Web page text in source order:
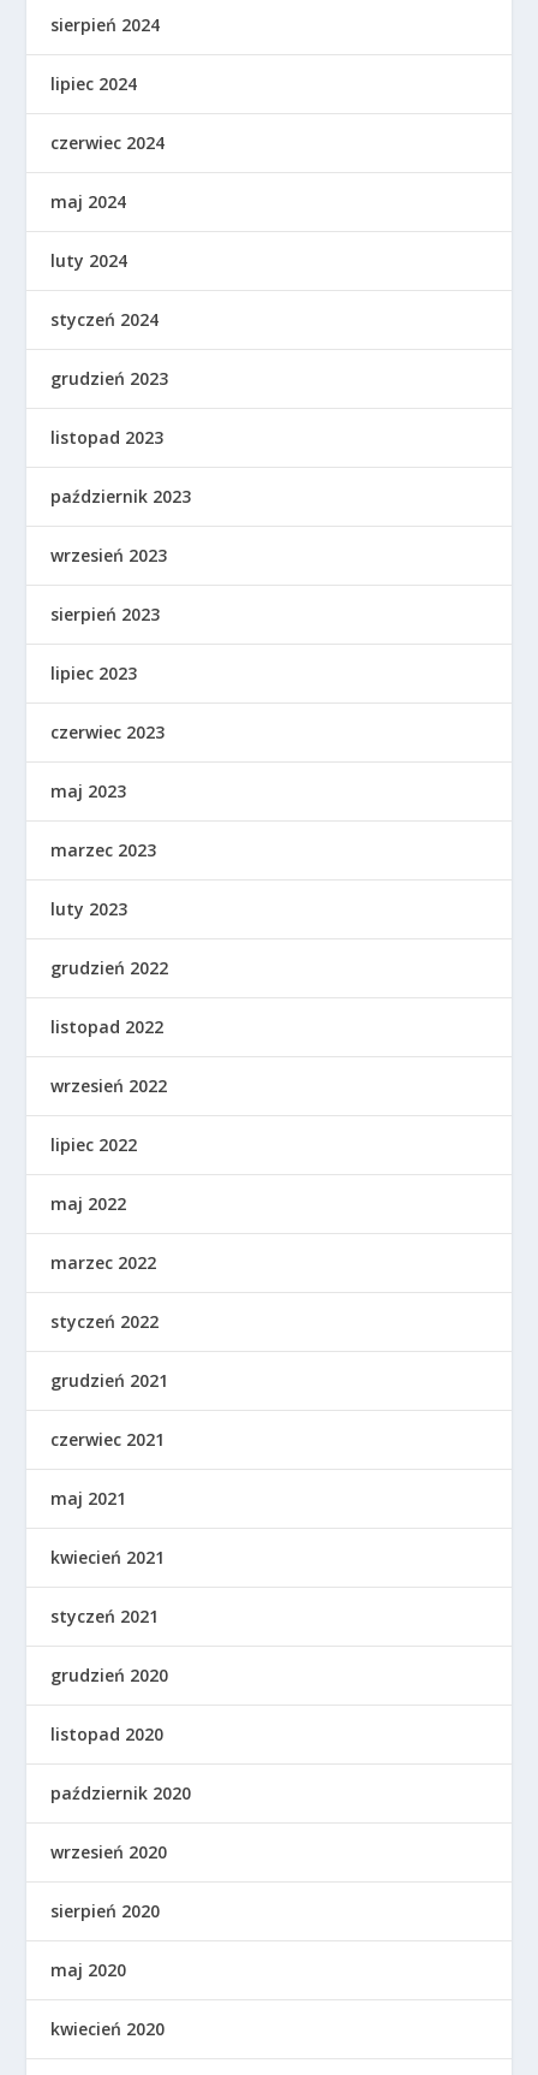
sierpień 2024
lipiec 2024
czerwiec 2024
maj 2024
luty 2024
styczeń 2024
grudzień 2023
listopad 2023
październik 2023
wrzesień 2023
sierpień 2023
lipiec 2023
czerwiec 2023
maj 2023
marzec 2023
luty 2023
grudzień 2022
listopad 2022
wrzesień 2022
lipiec 2022
maj 2022
marzec 2022
styczeń 2022
grudzień 2021
czerwiec 2021
maj 2021
kwiecień 2021
styczeń 2021
grudzień 2020
listopad 2020
październik 2020
wrzesień 2020
sierpień 2020
maj 2020
kwiecień 2020